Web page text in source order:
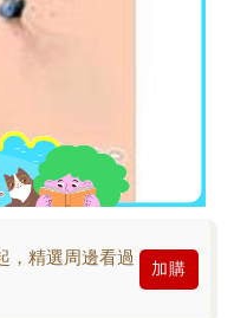
，精選周邊看過
加購